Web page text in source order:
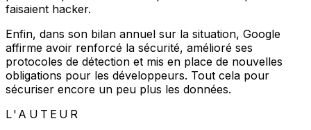
faisaient hacker.
Enfin, dans son bilan annuel sur la situation, Google
affirme avoir renforcé la sécurité, amélioré ses
protocoles de détection et mis en place de nouvelles
obligations pour les développeurs. Tout cela pour
sécuriser encore un peu plus les données.
L'AUTEUR